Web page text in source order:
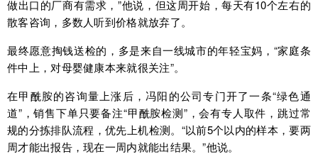
做出口的厂商有需求，”他说，但这周开始，每天有10个左右的
散客咨询，多数人听到价格就放弃了。
最终愿意掏钱送检的，多是来自一线城市的年轻宝妈，“家庭条
件中上，对母婴健康本来就很关注”。
在甲酰胺的咨询量上涨后，冯阳的公司专门开了一条“绿色通
道”，销售下单只要备注“甲酰胺检测”，会有专人取件，跳过常
规的分拣排队流程，优先上机检测。“以前5个以内的样本，要两
周才能出报告，现在一周内就能出结果。”他说。